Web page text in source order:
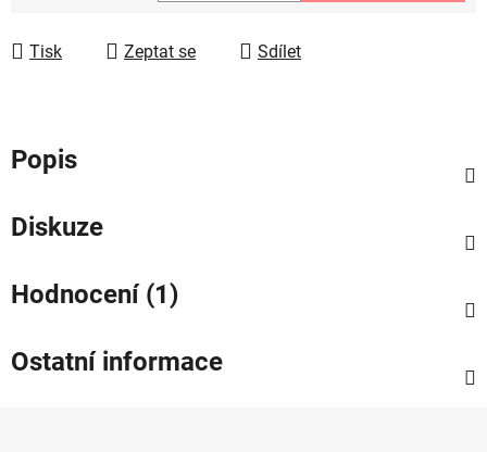
Tisk Zeptat se Sdílet
Popis
Diskuze
Hodnocení (1)
Ostatní informace